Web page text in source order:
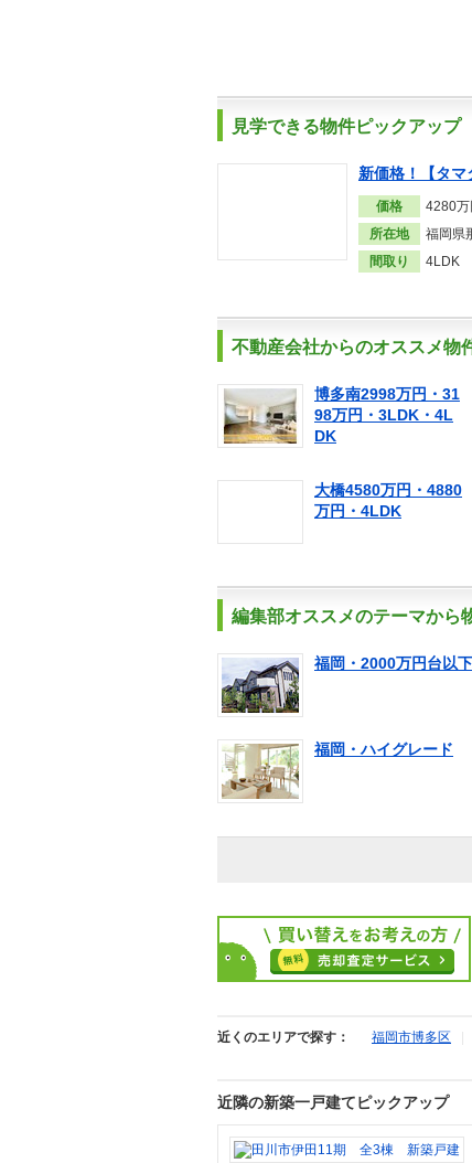
見学できる物件ピックアップ
新価格！【タ
価格
4280万
所在地
福岡県
間取り
4LDK
不動産会社からのオススメ物
博多南2998万円・31
98万円・3LDK・4L
DK
大橋4580万円・4880
万円・4LDK
編集部オススメのテーマから
福岡・2000万円台以下
福岡・ハイグレード
近くのエリアで探す： 福岡市博多区
近隣の新築一戸建てピックアップ